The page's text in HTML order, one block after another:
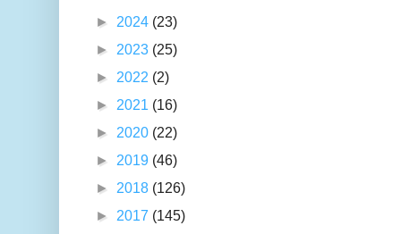
► 2024 (23)
► 2023 (25)
► 2022 (2)
► 2021 (16)
► 2020 (22)
► 2019 (46)
► 2018 (126)
► 2017 (145)